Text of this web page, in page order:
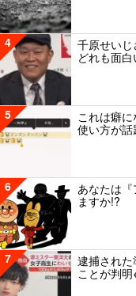
4
千原せいじ
どれも面白
5
これは癖
使い方が話
6
あなたは
ますか!?
7
逮捕され
ことが判